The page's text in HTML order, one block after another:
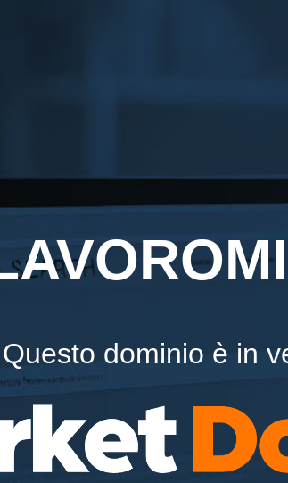
Questo dominio è in